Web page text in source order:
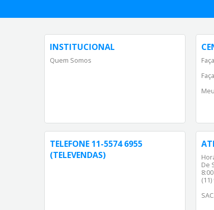
INSTITUCIONAL
Quem Somos
TELEFONE 11-5574 6955
(TELEVENDAS)
De